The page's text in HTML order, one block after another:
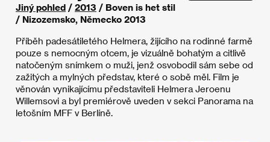
Jiný pohled / 2013 / Boven is het stil
/ Nizozemsko, Německo 2013
Příběh padesátiletého Helmera, žijícího na rodinné farmě
pouze s nemocným otcem, je vizuálně bohatým a citlivě
natočeným snímkem o muži, jenž osvobodil sám sebe od
zažitých a mylných představ, které o sobě měl. Film je
věnován vynikajícímu představiteli Helmera Jeroenu
Willemsovi a byl premiérově uveden v sekci Panorama na
letošním MFF v Berlíně.